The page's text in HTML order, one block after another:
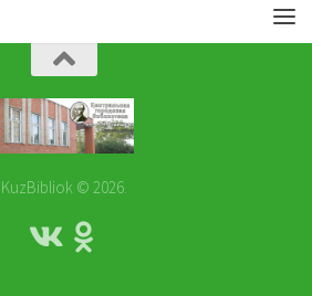
KuzBibliok © 2026.